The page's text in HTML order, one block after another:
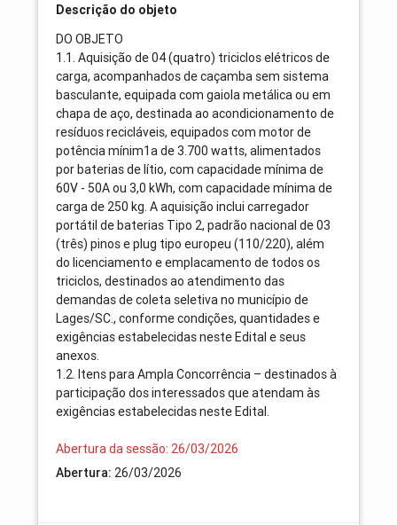
Descrição do objeto
DO OBJETO
1.1. Aquisição de 04 (quatro) triciclos elétricos de
carga, acompanhados de caçamba sem sistema
basculante, equipada com gaiola metálica ou em
chapa de aço, destinada ao acondicionamento de
resíduos recicláveis, equipados com motor de
potência mínim1a de 3.700 watts, alimentados
por baterias de lítio, com capacidade mínima de
60V - 50A ou 3,0 kWh, com capacidade mínima de
carga de 250 kg. A aquisição inclui carregador
portátil de baterias Tipo 2, padrão nacional de 03
(três) pinos e plug tipo europeu (110/220), além
do licenciamento e emplacamento de todos os
triciclos, destinados ao atendimento das
demandas de coleta seletiva no município de
Lages/SC., conforme condições, quantidades e
exigências estabelecidas neste Edital e seus
anexos.
1.2. Itens para Ampla Concorrência – destinados à
participação dos interessados que atendam às
exigências estabelecidas neste Edital.
Abertura da sessão: 26/03/2026
Abertura: 26/03/2026